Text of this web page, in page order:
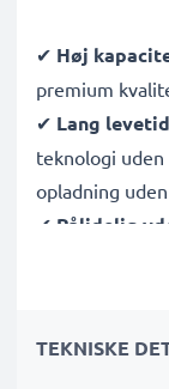
✔ Høj
premium
✔ Lang
teknologi
opladning
✔ Pålidelig
ventetid på, at
kortslutning,
TEKNISKE